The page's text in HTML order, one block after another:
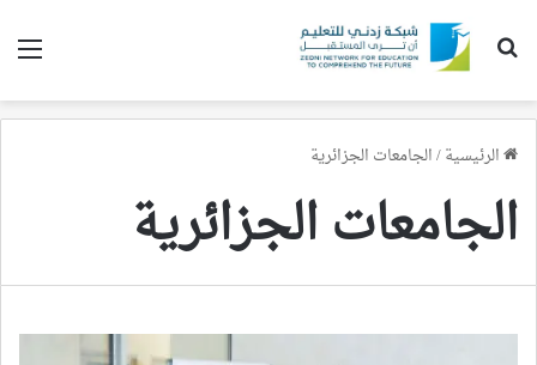
بحث عن
الرئيسية/الجامعات الجزائرية
الجامعات الجزائرية